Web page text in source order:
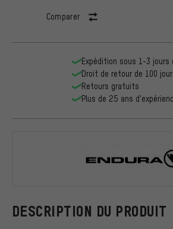
Comparer
DESCRIPTION DU PRODUIT
Expédition sous 1-3 jours
Droit de retour de 100
Retours gratuits
Plus de 25 ans